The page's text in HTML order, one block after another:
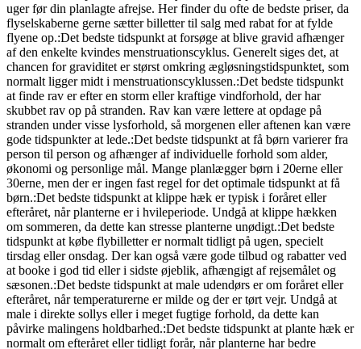
uger før din planlagte afrejse. Her finder du ofte de bedste priser, da
flyselskaberne gerne sætter billetter til salg med rabat for at fylde
flyene op.:Det bedste tidspunkt at forsøge at blive gravid afhænger
af den enkelte kvindes menstruationscyklus. Generelt siges det, at
chancen for graviditet er størst omkring ægløsningstidspunktet, som
normalt ligger midt i menstruationscyklussen.:Det bedste tidspunkt
at finde rav er efter en storm eller kraftige vindforhold, der har
skubbet rav op på stranden. Rav kan være lettere at opdage på
stranden under visse lysforhold, så morgenen eller aftenen kan være
gode tidspunkter at lede.:Det bedste tidspunkt at få børn varierer fra
person til person og afhænger af individuelle forhold som alder,
økonomi og personlige mål. Mange planlægger børn i 20erne eller
30erne, men der er ingen fast regel for det optimale tidspunkt at få
børn.:Det bedste tidspunkt at klippe hæk er typisk i foråret eller
efteråret, når planterne er i hvileperiode. Undgå at klippe hækken
om sommeren, da dette kan stresse planterne unødigt.:Det bedste
tidspunkt at købe flybilletter er normalt tidligt på ugen, specielt
tirsdag eller onsdag. Der kan også være gode tilbud og rabatter ved
at booke i god tid eller i sidste øjeblik, afhængigt af rejsemålet og
sæsonen.:Det bedste tidspunkt at male udendørs er om foråret eller
efteråret, når temperaturerne er milde og der er tørt vejr. Undgå at
male i direkte sollys eller i meget fugtige forhold, da dette kan
påvirke malingens holdbarhed.:Det bedste tidspunkt at plante hæk er
normalt om efteråret eller tidligt forår, når planterne har bedre